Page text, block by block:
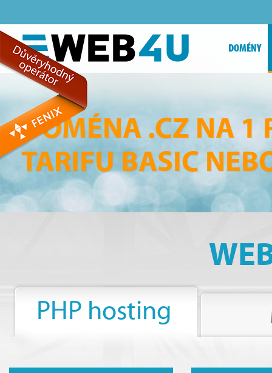
DOMÉNY
DOMÉNA .CZ NA 1
TARIFU BASIC
PHP hosting